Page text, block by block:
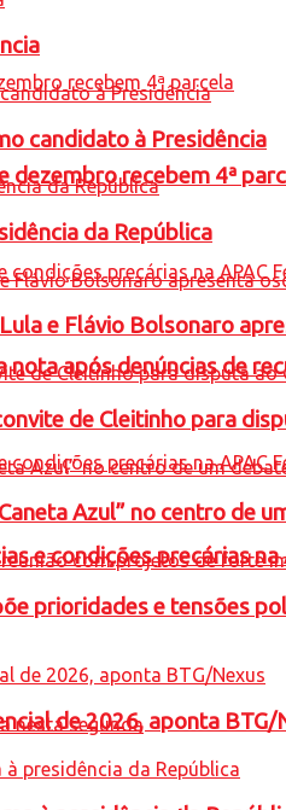
dezembro recebem 4ª
nota após denúncias de
e condições precárias na
candidato à Presidência
da República
e Flávio Bolsonaro
de Cleitinho para
Azul” no centro de
prioridades e tensões
de 2026, aponta BTG/